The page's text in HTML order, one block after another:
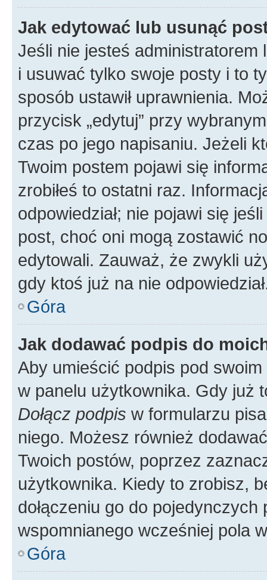
Jak edytować lub usunąć
Jeśli nie jesteś
i usuwać tylko swoje posty i to
sposób ustawił uprawnienia.
przycisk „edytuj” przy
czas po jego napisaniu. Jeżeli
Twoim postem pojawi się
zrobiłeś to ostatni raz.
odpowiedział; nie pojawi się
post, choć oni mogą zostawić
edytowali. Zauważ, że zwykli
gdy ktoś już na nie
Góra
Jak dodawać podpis do
Aby umieścić podpis pod
w panelu użytkownika. Gdy już
Dołącz podpis w formularzu
niego. Możesz również
Twoich postów, poprzez
użytkownika. Kiedy to zrobisz,
dołączeniu go do
wspomnianego wcześniej pola
Góra